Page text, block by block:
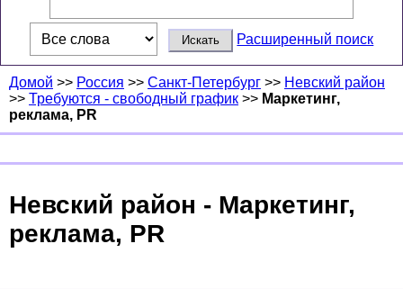
Расширенный поиск
Домой >> Россия >> Санкт-Петербург >> Невский район
>> Требуются - свободный график >> Маркетинг,
реклама, PR
Невский район - Маркетинг,
реклама, PR